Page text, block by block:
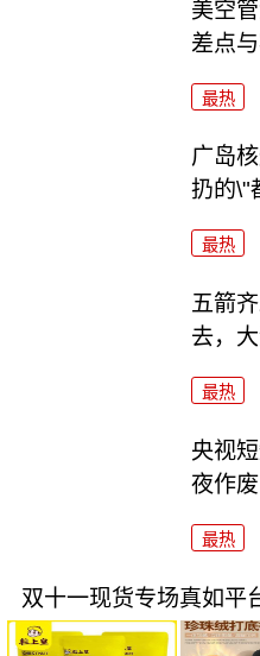
美空
差点
最热
广岛
扔的\"
最热
五箭
去，
最热
央视
夜作
最热
双十一现货专场真如平